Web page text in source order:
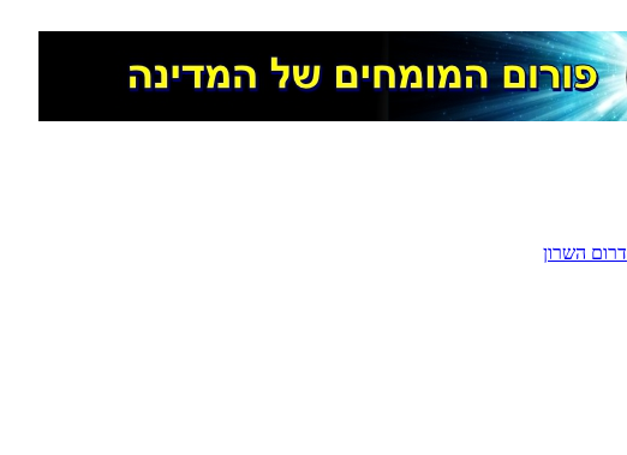
דרום השרון